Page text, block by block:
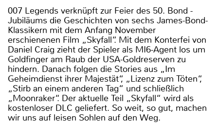
007 Legends verknüpft zur Feier des 50. Bond -
Jubiläums die Geschichten von sechs James-Bond-
Klassikern mit dem Anfang November
erschienenen Film „Skyfall“. Mit dem Konterfei von
Daniel Craig zieht der Spieler als MI6-Agent los um
Goldfinger am Raub der USA-Goldreserven zu
hindern. Danach folgen die Stories aus „Im
Geheimdienst ihrer Majestät“, „Lizenz zum Töten“,
„Stirb an einem anderen Tag“ und schließlich
„Moonraker“. Der aktuelle Teil „Skyfall“ wird als
kostenloser DLC geliefert. So weit, so gut, machen
wir uns auf leisen Sohlen auf den Weg.